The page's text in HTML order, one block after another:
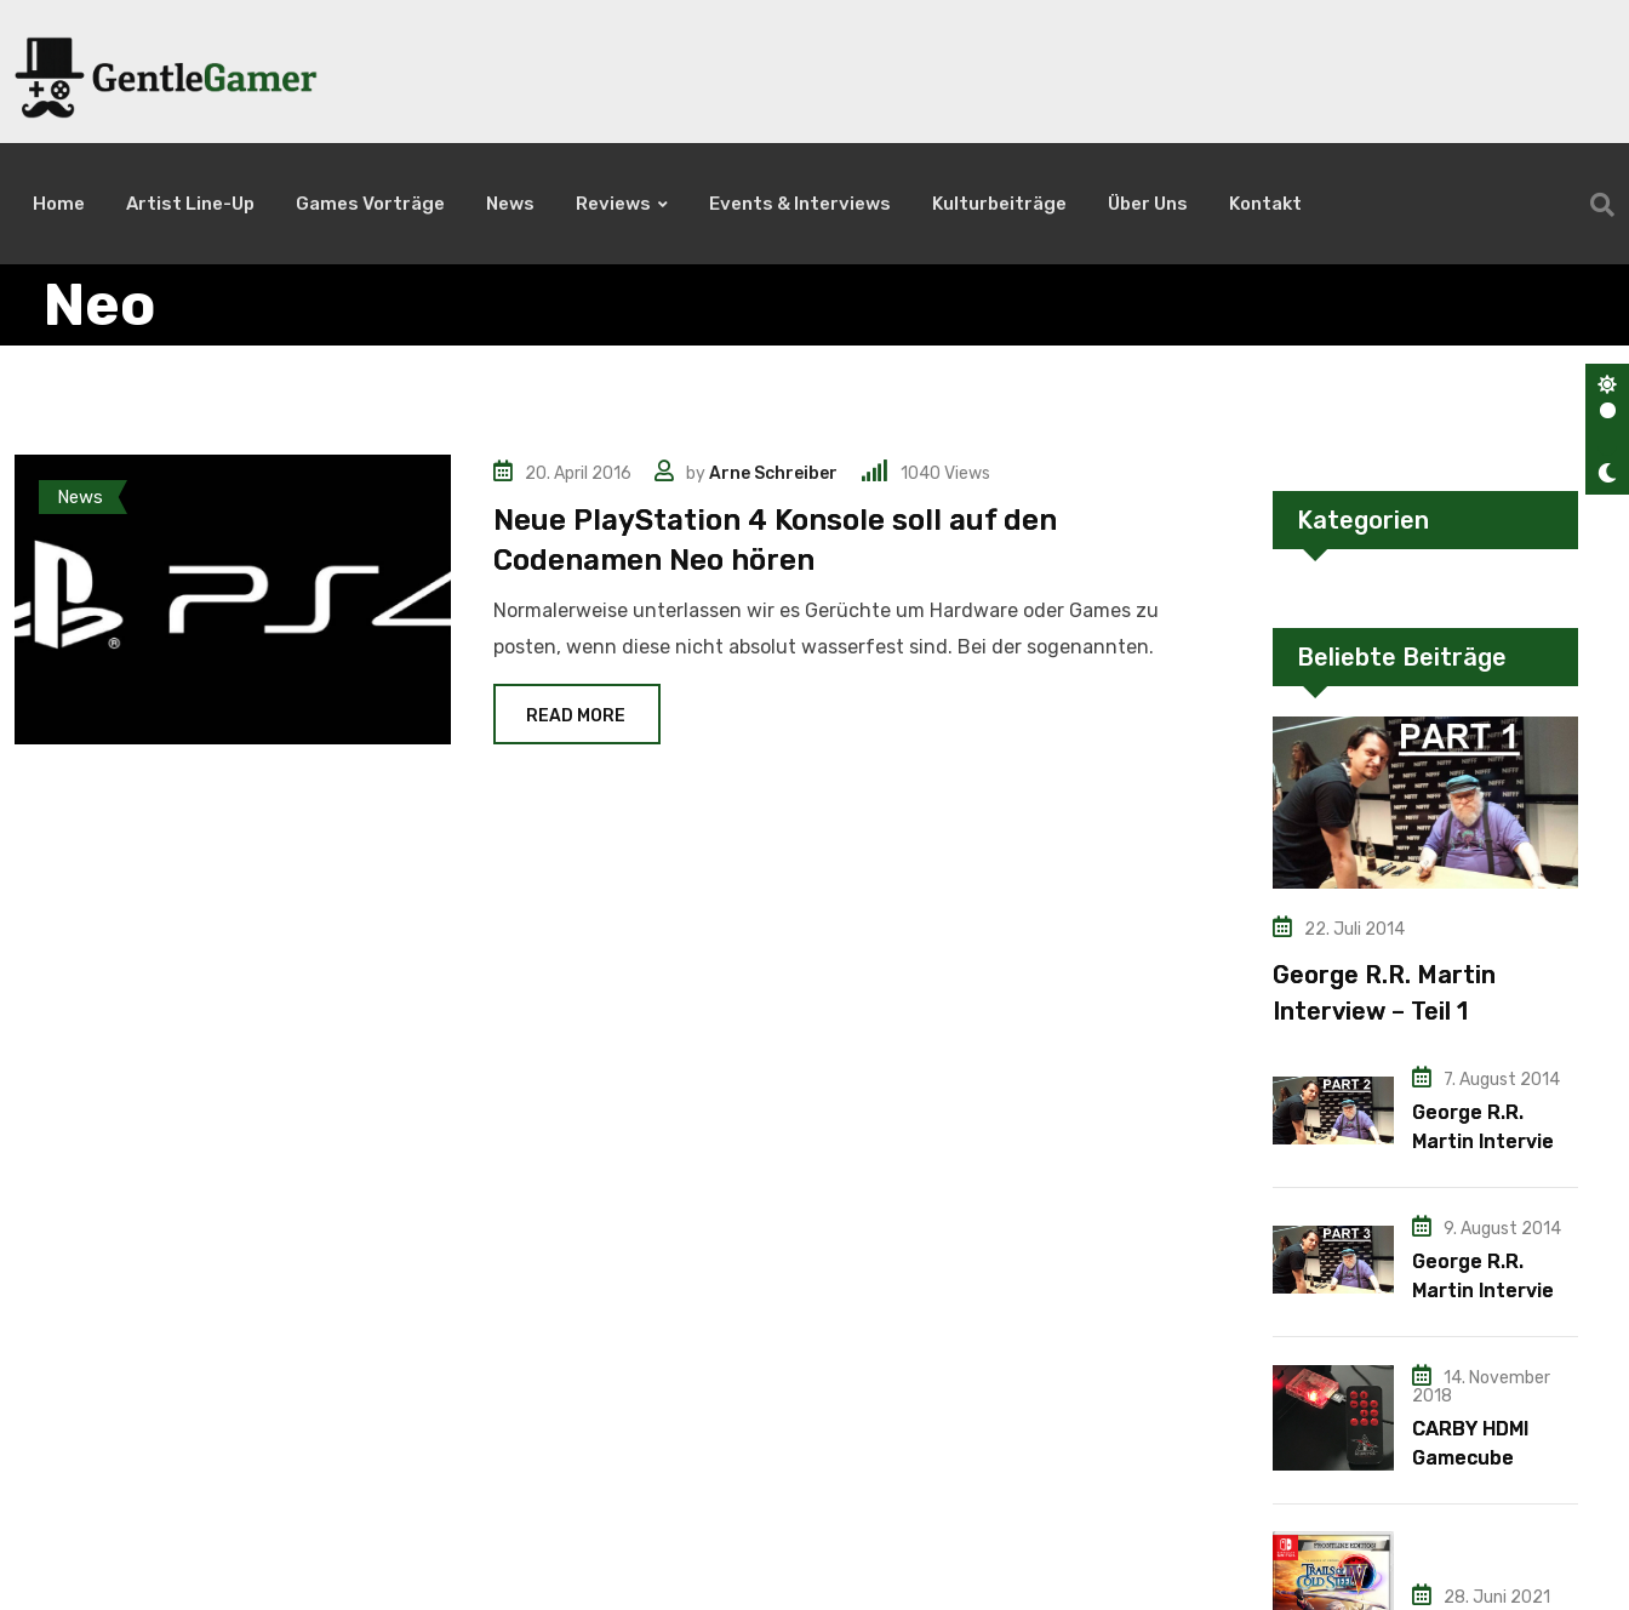
Home Artist Line-Up Games Vorträge News Reviews Events & Interviews Kulturbeiträge Über Uns Kontakt
Neo
News
20. April 2016 byArne Schreiber 1040 Views
Neue PlayStation 4 Konsole soll auf den
Codenamen Neo hören
Normalerweise unterlassen wir es Gerüchte um Hardware oder Games zu
posten, wenn diese nicht absolut wasserfest sind. Bei der sogenannten.
READ MORE
Kategorien
Beliebte Beiträge
22. Juli 2014
George R.R. Martin
Interview – Teil 1
7. August 2014
George R.R.
Martin Interview
9. August 2014
George R.R.
Martin Interview
14. November
2018
CARBY HDMI
Gamecube
28. Juni 2021